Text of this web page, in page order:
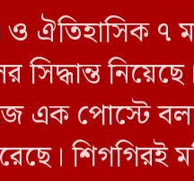
ঐতিহাসিক ৭
পোস্টে